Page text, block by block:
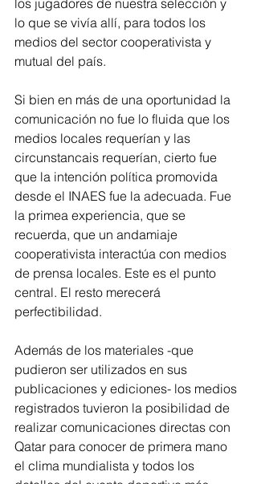
lo que se vivía allí, para todos los
medios del sector cooperativista y
mutual del país.
Si bien en más de una oportunidad la
comunicación no fue lo fluida que los
medios locales requerían y las
circunstancais requerían, cierto fue
que la intención política promovida
desde el INAES fue la adecuada. Fue
la primea experiencia, que se
recuerda, que un andamiaje
cooperativista interactúa con medios
de prensa locales. Este es el punto
central. El resto merecerá
perfectibilidad.
Además de los materiales -que
pudieron ser utilizados en sus
publicaciones y ediciones- los medios
registrados tuvieron la posibilidad de
realizar comunicaciones directas con
Qatar para conocer de primera mano
el clima mundialista y todos los